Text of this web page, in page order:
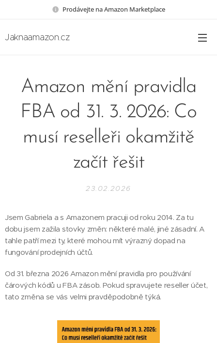
Prodávejte na Amazon Marketplace
Jaknaamazon.cz
Amazon mění pravidla
FBA od 31. 3. 2026: Co
musí reselleři okamžitě
začít řešit
23.02.2026
Jsem Gabriela a s Amazonem pracuji od roku 2014. Za tu
dobu jsem zažila stovky změn: některé malé, jiné zásadní. A
tahle patří mezi ty, které mohou mít výrazný dopad na
fungování prodejních účtů.
Od 31. března 2026 Amazon mění pravidla pro používání
čárových kódů u FBA zásob. Pokud spravujete reseller účet,
tato změna se vás velmi pravděpodobně týká.